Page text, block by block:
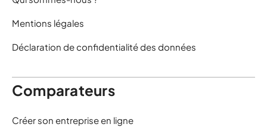
Mentions légales
Déclaration de confidentialité des données
Comparateurs
Créer son entreprise en ligne